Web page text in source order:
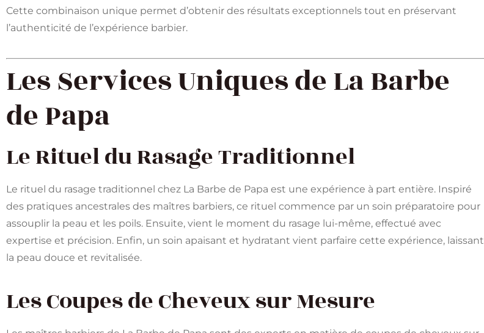
Cette combinaison unique permet d’obtenir des résultats exceptionnels tout en préservant
l’authenticité de l’expérience barbier.
Les Services Uniques de La Barbe
de Papa
Le Rituel du Rasage Traditionnel
Le rituel du rasage traditionnel chez La Barbe de Papa est une expérience à part entière. Inspiré
des pratiques ancestrales des maîtres barbiers, ce rituel commence par un soin préparatoire pour
assouplir la peau et les poils. Ensuite, vient le moment du rasage lui-même, effectué avec
expertise et précision. Enfin, un soin apaisant et hydratant vient parfaire cette expérience, laissant
la peau douce et revitalisée.
Les Coupes de Cheveux sur Mesure